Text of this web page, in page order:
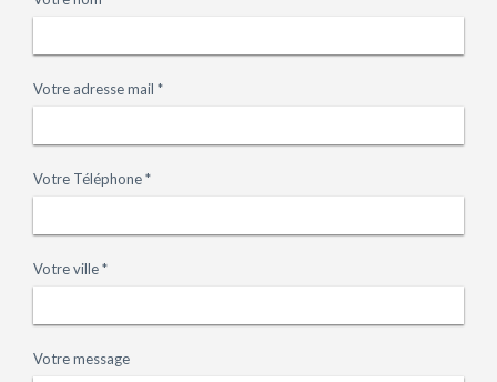
Votre adresse mail *
Votre Téléphone *
Votre ville *
Votre message